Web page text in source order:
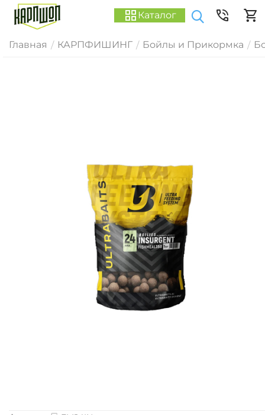
Каталог
Главная / КАРПФИШИНГ / Бойлы и Прикормка /